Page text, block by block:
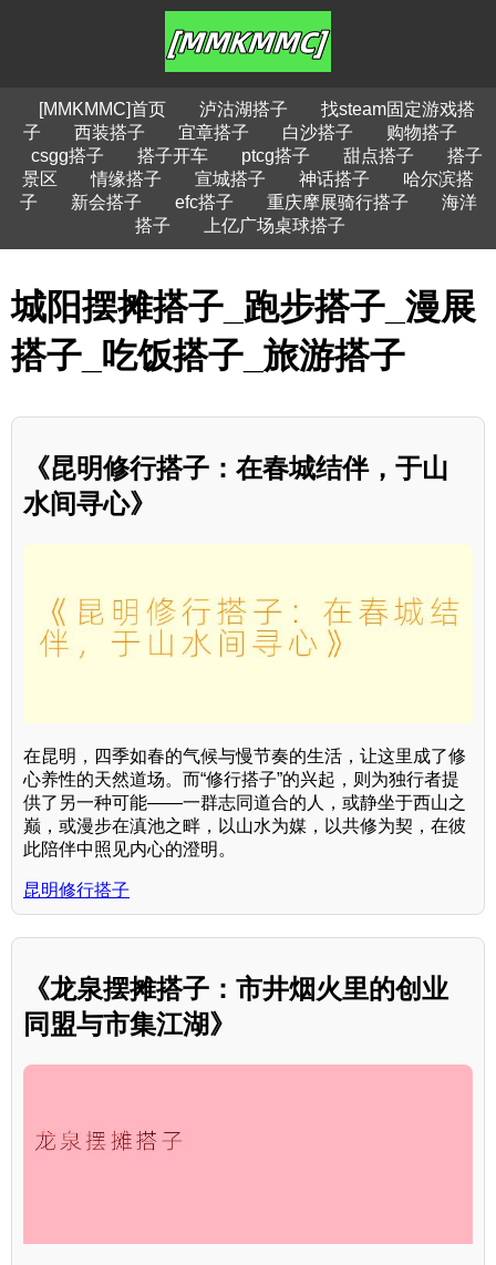
[MMKMMC]首页 泸沽湖搭子
找steam固定游戏搭
子
西装搭子 宜章搭子 白沙搭子
购物搭子
csgg搭子
搭子开车 ptcg搭子 甜点搭子
搭子
景区
情缘搭子 宣城搭子 神话搭子
哈尔滨搭
子
新会搭子 efc搭子 重庆摩展骑行搭子
海洋
搭子
上亿广场桌球搭子
城阳摆摊搭子_跑步搭子_漫展
搭子_吃饭搭子_旅游搭子
《昆明修行搭子：在春城结伴，于山
水间寻心》
在昆明，四季如春的气候与慢节奏的生活，让这里成了修
心养性的天然道场。而“修行搭子”的兴起，则为独行者提
供了另一种可能——一群志同道合的人，或静坐于西山之
巅，或漫步在滇池之畔，以山水为媒，以共修为契，在彼
此陪伴中照见内心的澄明。
昆明修行搭子
《龙泉摆摊搭子：市井烟火里的创业
同盟与市集江湖》